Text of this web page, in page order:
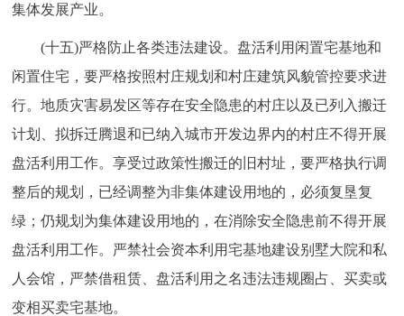
集体发展产业。
(十五)严格防止各类违法建设。盘活利用闲置宅基地和
闲置住宅，要严格按照村庄规划和村庄建筑风貌管控要求进
行。地质灾害易发区等存在安全隐患的村庄以及已列入搬迁
计划、拟拆迁腾退和已纳入城市开发边界内的村庄不得开展
盘活利用工作。享受过政策性搬迁的旧村址，要严格执行调
整后的规划，已经调整为非集体建设用地的，必须复垦复
绿；仍规划为集体建设用地的，在消除安全隐患前不得开展
盘活利用工作。严禁社会资本利用宅基地建设别墅大院和私
人会馆，严禁借租赁、盘活利用之名违法违规圈占、买卖或
变相买卖宅基地。